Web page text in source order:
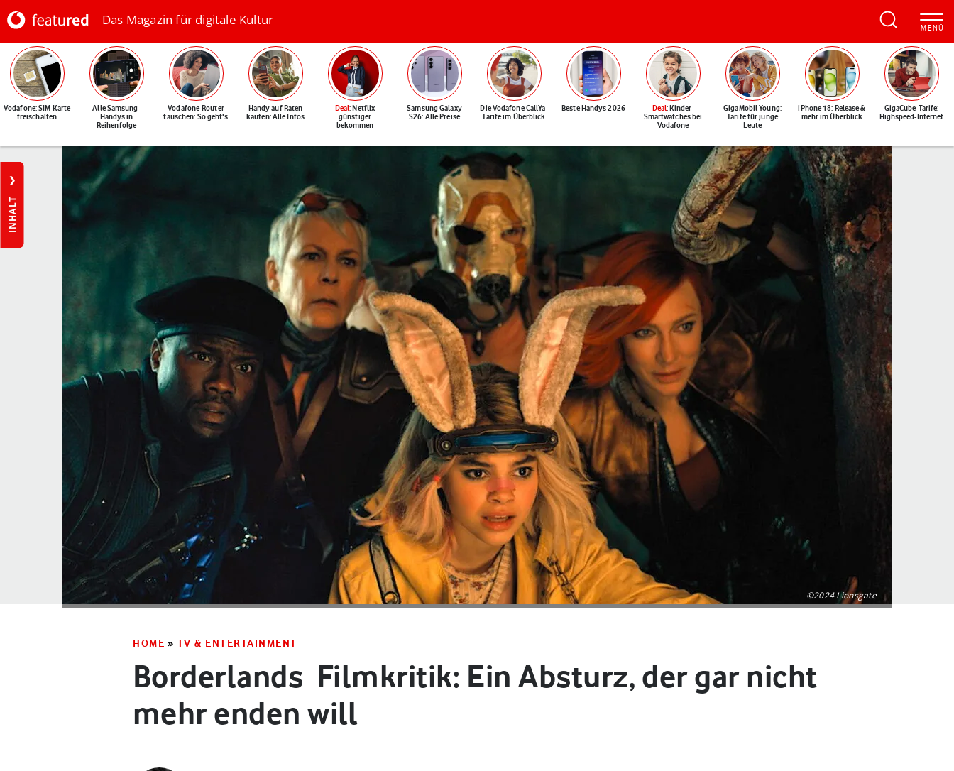
Das Magazin für digitale Kultur
Vodafone: SIM-Karte
freischalten
Alle Samsung-
Handys in
Reihenfolge
Vodafone-Router
tauschen: So geht's
Handy auf Raten
kaufen: Alle Infos
Deal: Netflix
günstiger
bekommen
Samsung Galaxy
S26: Alle Preise
Die Vodafone CallYa-
Tarife im Überblick
Beste Handys 2026 Deal: Kinder-
Smartwatches bei
Vodafone
GigaMobil Young:
Tarife für junge
Leute
iPhone 18: Release &
mehr im Überblick
GigaCube-Tarife:
Highspeed-Internet
INHALT
©2024 Lionsgate
HOME » TV & ENTERTAINMENT
Borderlands ­ Filmkritik: Ein Absturz, der gar nicht
mehr enden will